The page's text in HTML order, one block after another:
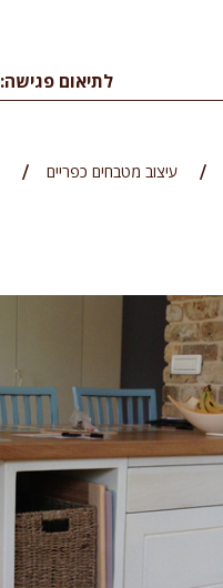
לתיאום פגישה: 09-8344456
עיצוב מטבחים כפריים